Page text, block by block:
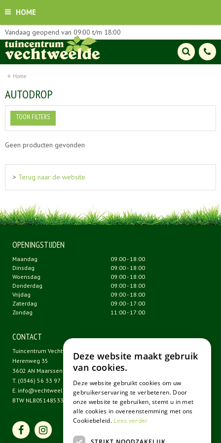
HOME
Home
Vandaag geopend van 09:00 t/m 18:00
AUTODROP
TOON FILTERS
Geen producten gevonden
> Terug naar de website
OPENINGSTIJDEN
Maandag
09:00 - 18:00
Dinsdag
09:00 - 18:00
Woensdag
09:00 - 18:00
Donderdag
09:00 - 18:00
Vrijdag
09:00 - 18:00
Zaterdag
09:00 - 17:00
Zondag
11:00 - 17:00
CONTACT
Tuincentrum Vechtweelde
Herenweg 35
3602 AN Maarssen
T. (0346) 56 33 97
E. info@vechtweelde.nl
BTW NL805148533B01
Deze website maakt gebruik
van cookies.
Deze website gebruikt cookies om uw
gebruikerservaring te verbeteren. Door
onze website te gebruiken, stemt u in met
alle cookies in overeenstemming met ons
Cookiebeleid. Lees verder